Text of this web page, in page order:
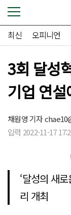
최신 오피니언
3회 달성
기업 연
채원영 기자
입력 2022-11-17
‘달성의 새
리 개최